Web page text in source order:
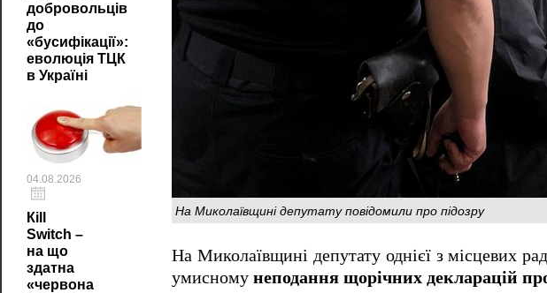
добровольців
до
«бусифікації»:
еволюція ТЦК
в Україні
04.08.2026
Кill
Switch –
на що
здатна
«червона
На Миколаївщині депутату повідомили про підозру
На Миколаївщині депутату однієї з місцевих
умисному неподання щорічних декларацій